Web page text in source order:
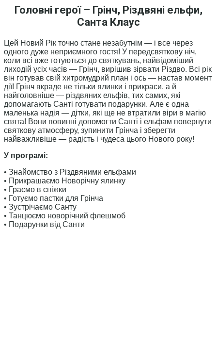
Головні герої – Грінч, Різдвяні ельфи,
Санта Клаус
Цей Новий Рік точно стане незабутнім — і все через
одного дуже неприємного гостя! У передсвяткову ніч,
коли всі вже готуються до святкувань, найвідоміший
лиходій усіх часів — Грінч, вирішив зірвати Різдво. Всі рік
він готував свій хитромудрий план і ось — настав момент
дії! Грінч вкраде не тільки ялинки і прикраси, а й
найголовніше — різдвяних ельфів, тих самих, які
допомагають Санті готувати подарунки. Але є одна
маленька надія — дітки, які ще не втратили віри в магію
свята! Вони повинні допомогти Санті і ельфам повернути
святкову атмосферу, зупинити Грінча і зберегти
найважливіше — радість і чудеса цього Нового року!
У програмі:
• Знайомство з Різдвяними ельфами
• Прикрашаємо Новорічну ялинку
• Граємо в сніжки
• Готуємо пастки для Грінча
• Зустрічаємо Санту
• Танцюємо новорічний флешмоб
• Подарунки від Санти